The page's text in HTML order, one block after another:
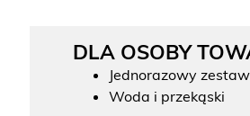
DIAGNOSTYKA
POZOSTAŁA DZIAŁALNOŚĆ
DLA OSOBY
Jednorazowy
Woda i przekąski